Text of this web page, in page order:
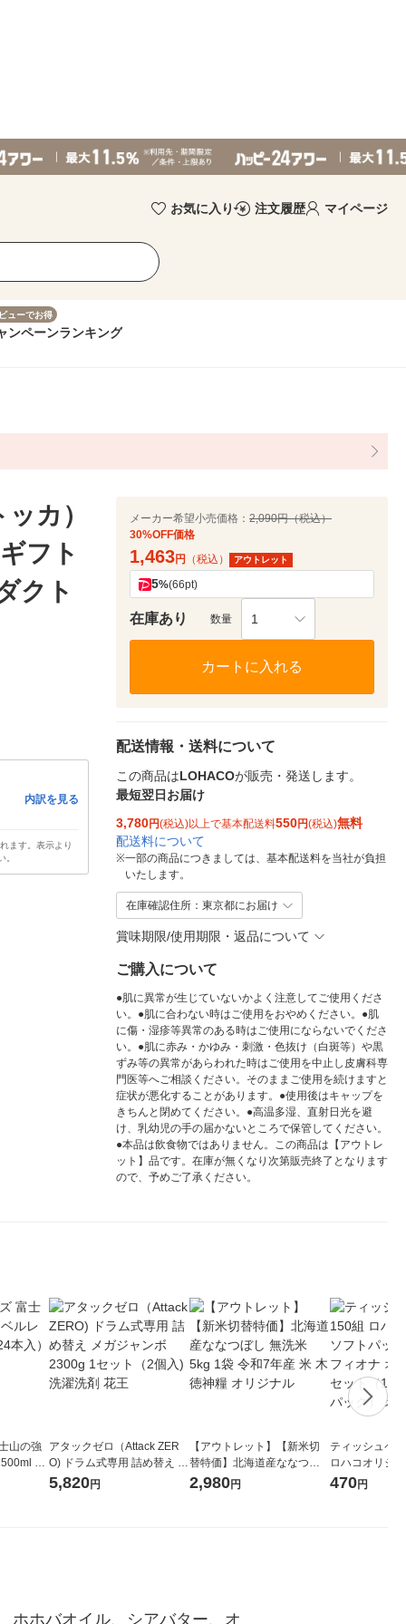
お気に入り 注文履歴 マイページ
ューでお得
ンペーンランキング
カ）
フト
クト
内訳を見る
ます。表示より
。
メーカー希望小売価格： 2,090円（税込）
30%OFF価格
1,463円 （税込） アウトレット
5%(66pt)
在庫あり 数量 1
カートに入れる
配送情報・送料について
この商品はLOHACOが販売・発送します。
最短翌日お届け
3,780円(税込)以上で基本配送料550円(税込)無料
配送料について
※一部の商品につきましては、基本配送料を当社が負担
いたします。
在庫確認住所：東京都にお届け
賞味期限/使用期限・返品について
ご購入について
●肌に異常が生じていないかよく注意してご使用くださ
い。●肌に合わない時はご使用をおやめください。●肌
に傷・湿疹等異常のある時はご使用にならないでくださ
い。●肌に赤み・かゆみ・刺激・色抜け（白斑等）や黒
ずみ等の異常があらわれた時はご使用を中止し皮膚科専
門医等へご相談ください。そのままご使用を続けますと
症状が悪化することがあります。●使用後はキャップを
きちんと閉めてください。●高温多湿、直射日光を避
け、乳幼児の手の届かないところで保管してください。
●本品は飲食物ではありません。この商品は【アウトレ
ット】品です。在庫が無くなり次第販売終了となります
ので、予めご了承ください。
山の強
1
アタックゼロ（Attack ZER
O) ドラム式専用 詰め替え メ
ガジャンボ 2300g 1セット
5,820円
【アウトレット】【新米切
替特価】北海道産ななつぼ
し 無洗米 5kg 1袋 令和7年産
2,980円
ティッシュペ
ロハコオリジ
ックティッシ
470円
ホホバオイル、シアバター、オ